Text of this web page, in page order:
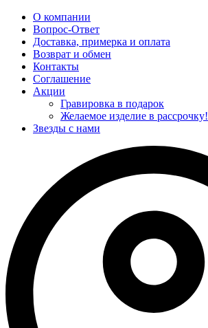
О компании
Вопрос-Ответ
Доставка, примерка и оплата
Возврат и обмен
Контакты
Соглашение
Акции
Гравировка в подарок
Желаемое изделие в рассрочку!
Звезды с нами